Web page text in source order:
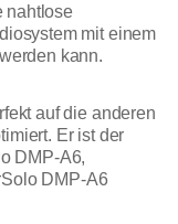
nahtlose
mit einem
kann.
auf die anderen
Er ist der
DMP-A6,
DMP-A6